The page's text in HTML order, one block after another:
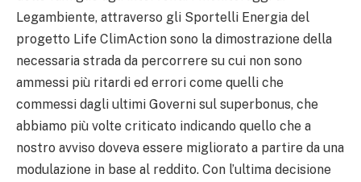
Legambiente, attraverso gli Sportelli Energia del
progetto Life ClimAction sono la dimostrazione della
necessaria strada da percorrere su cui non sono
ammessi più ritardi ed errori come quelli che
commessi dagli ultimi Governi sul superbonus, che
abbiamo più volte criticato indicando quello che a
nostro avviso doveva essere migliorato a partire da una
modulazione in base al reddito. Con l’ultima decisione